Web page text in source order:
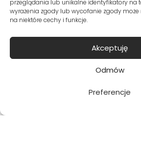
przeglądania lub unikalne identyfikatory na
wyrażenia zgody lub wycofanie zgody może
na niektóre cechy i funkcje.
Akceptuję
Odmów
Preferencje
Potwierdzam, że chcę
zapoznałam/em się z polityką